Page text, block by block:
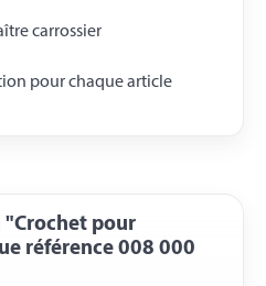
carrossier
pour chaque article
pour
référence 008 000